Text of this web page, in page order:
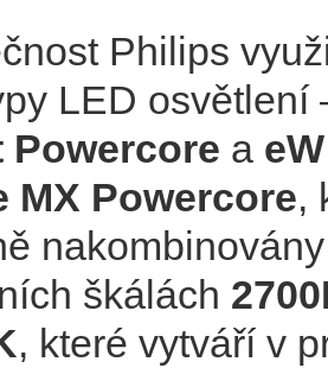
Philips
LED osvětlení
Powercore a eW
MX Powercore,
škálách
, které vytváří v